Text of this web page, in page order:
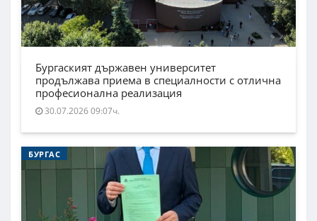
Бургаският държавен университет
продължава приема в специалности с отлична
професионална реализация
30.07.2026 09:07ч.
БУРГАС